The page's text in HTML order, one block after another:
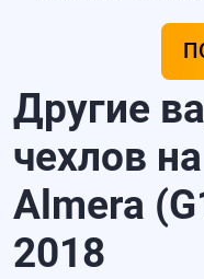
Другие
чехлов
Almera
2018